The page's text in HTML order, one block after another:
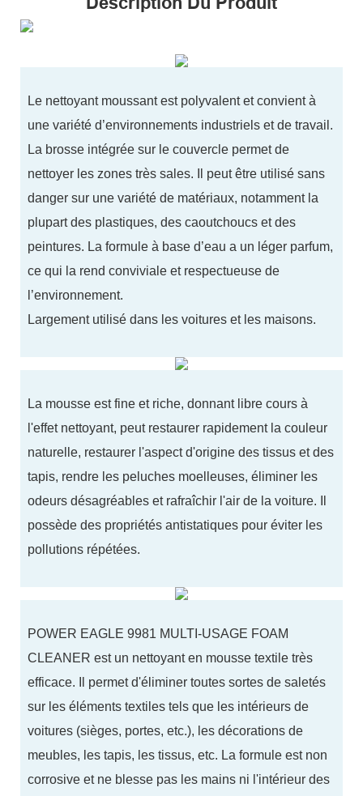
POWER EAGLE 9981 MULTI-USAGE FOAM
CLEANER est un nettoyant en mousse textile très
efficace. Il permet d'éliminer toutes sortes de saletés
sur les éléments textiles tels que les intérieurs de
voitures (sièges, portes, etc.), les décorations de
meubles, les tapis, les tissus, etc. La formule est non
corrosive et ne blesse pas les mains ni l'intérieur des
La mousse est fine et riche, donnant libre cours à
l'effet nettoyant, peut restaurer rapidement la couleur
naturelle, restaurer l'aspect d'origine des tissus et des
tapis, rendre les peluches moelleuses, éliminer les
odeurs désagréables et rafraîchir l'air de la voiture. Il
possède des propriétés antistatiques pour éviter les
pollutions répétées.
Le nettoyant moussant est polyvalent et convient à
une variété d’environnements industriels et de travail.
La brosse intégrée sur le couvercle permet de
nettoyer les zones très sales. Il peut être utilisé sans
danger sur une variété de matériaux, notamment la
plupart des plastiques, des caoutchoucs et des
peintures. La formule à base d’eau a un léger parfum,
ce qui la rend conviviale et respectueuse de
l’environnement.
Largement utilisé dans les voitures et les maisons.